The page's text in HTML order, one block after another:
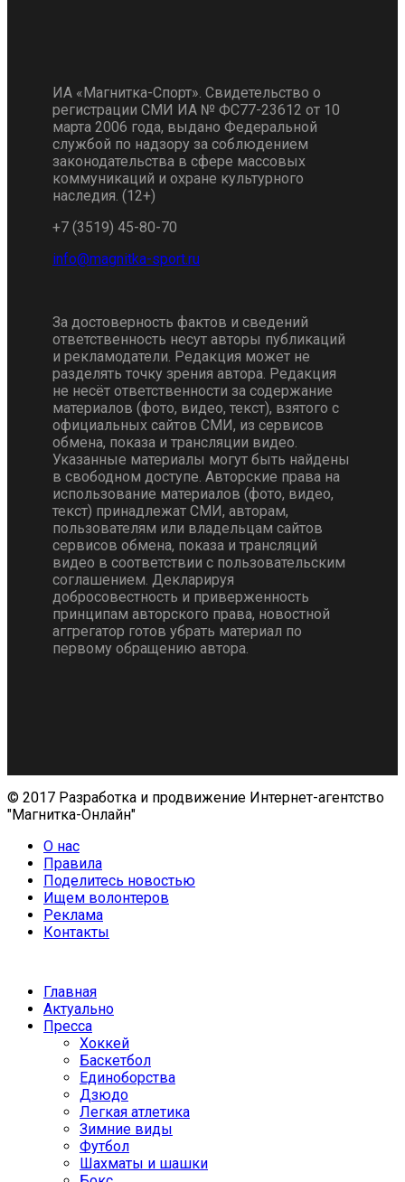
ИА «Магнитка-Спорт». Свидетельство о
регистрации СМИ ИА № ФС77-23612 от 10
марта 2006 года, выдано Федеральной
службой по надзору за соблюдением
законодательства в сфере массовых
коммуникаций и охране культурного
наследия. (12+)
+7 (3519) 45-80-70
За достоверность фактов и сведений
ответственность несут авторы публикаций
и рекламодатели. Редакция может не
разделять точку зрения автора. Редакция
не несёт ответственности за содержание
материалов (фото, видео, текст), взятого с
официальных сайтов СМИ, из сервисов
обмена, показа и трансляции видео.
Указанные материалы могут быть найдены
в свободном доступе. Авторские права на
использование материалов (фото, видео,
текст) принадлежат СМИ, авторам,
пользователям или владельцам сайтов
сервисов обмена, показа и трансляций
видео в соответствии с пользовательским
соглашением. Декларируя
добросовестность и приверженность
принципам авторского права, новостной
аггрегатор готов убрать материал по
первому обращению автора.
© 2017 Разработка и продвижение Интернет-агентство
"Магнитка-Онлайн"
О нас
Правила
Поделитесь новостью
Ищем волонтеров
Реклама
Контакты
Главная
Актуально
Пресса
Хоккей
Баскетбол
Единоборства
Дзюдо
Легкая атлетика
Зимние виды
Футбол
Шахматы и шашки